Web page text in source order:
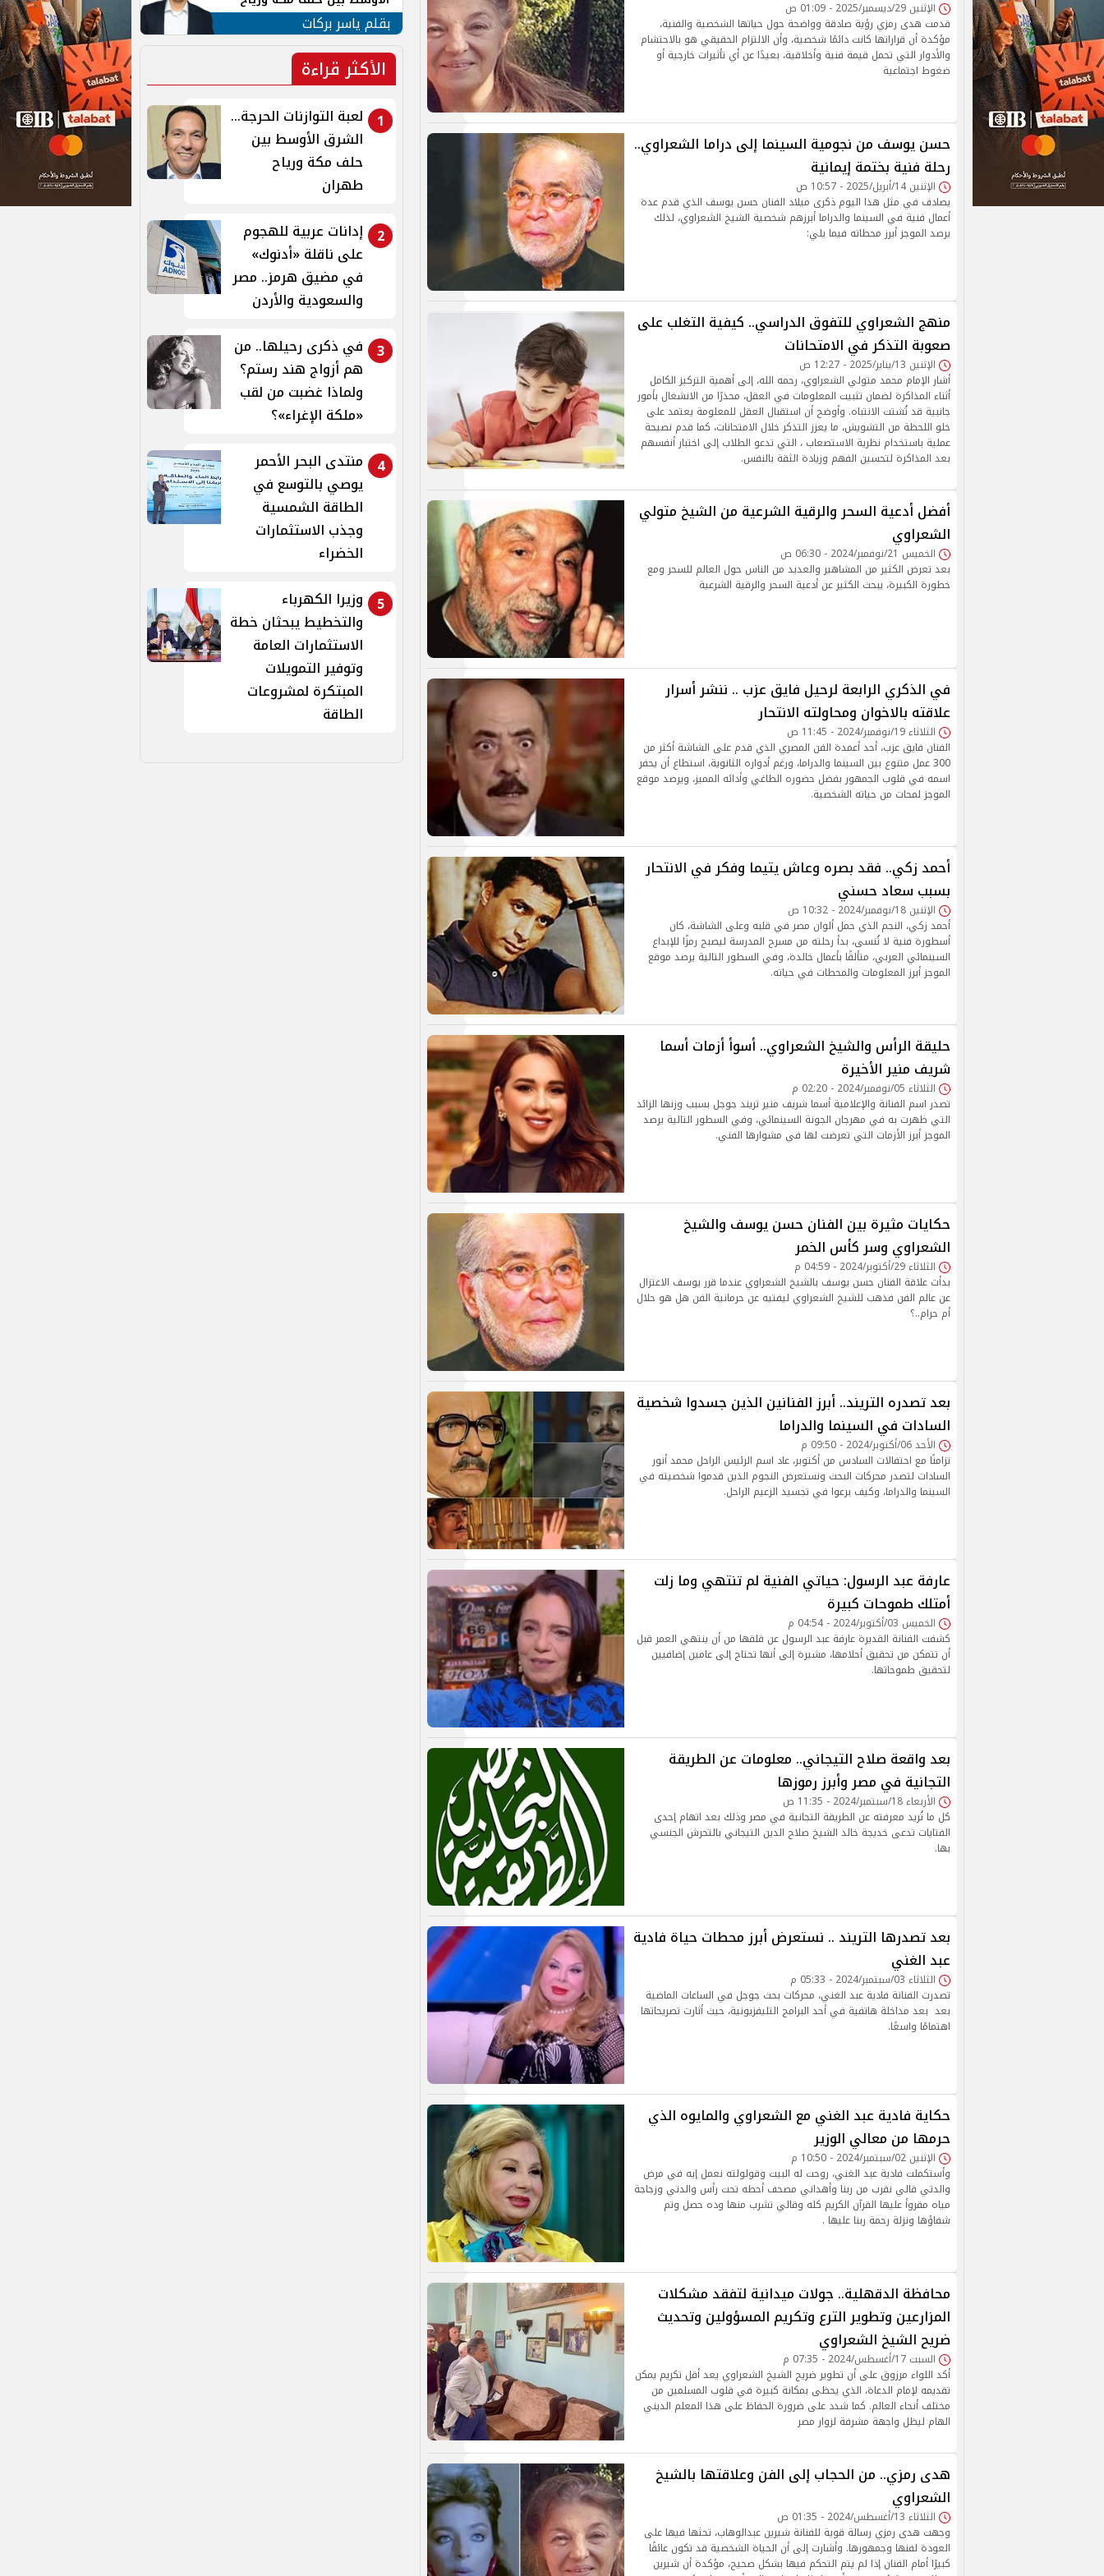
الإثنين 29/ديسمبر/2025 - 01:09 ص
قدمت هدى رمزي رؤية صادقة وواضحة حول حياتها الشخصية والفنية،
مؤكدة أن قراراتها كانت دائمًا شخصية، وأن الالتزام الحقيقي هو بالاحتشام
والأدوار التي تحمل قيمة فنية وأخلاقية، بعيدًا عن أي تأثيرات خارجية أو
ضغوط اجتماعية
حسن يوسف من نجومية السينما إلى دراما الشعراوي..
رحلة فنية بختمة إيمانية
الإثنين 14/أبريل/2025 - 10:57 ص
يصادف في مثل هذا اليوم ذكرى ميلاد الفنان حسن يوسف الذي قدم عدة
أعمال فنية في السينما والدراما أبرزهم شخصية الشيخ الشعراوي، لذلك
يرصد الموجز أبرز محطاته فيما يلي:
منهج الشعراوي للتفوق الدراسي.. كيفية التغلب على
صعوبة التذكر في الامتحانات
الإثنين 13/يناير/2025 - 12:27 ص
أشار الإمام محمد متولي الشعراوي، رحمه الله، إلى أهمية التركيز الكامل
أثناء المذاكرة لضمان تثبيت المعلومات في العقل، محذرًا من الانشغال بأمور
جانبية قد تُشتت الانتباه. وأوضح أن استقبال العقل للمعلومة يعتمد على
خلو اللحظة من التشويش، ما يعزز التذكر خلال الامتحانات، كما قدم نصيحة
عملية باستخدام نظرية الاستصعاب ، التي تدعو الطلاب إلى اختبار أنفسهم
بعد المذاكرة لتحسين الفهم وزيادة الثقة بالنفس.
أفضل أدعية السحر والرقية الشرعية من الشيخ متولي
الشعراوي
الخميس 21/نوفمبر/2024 - 06:30 ص
بعد تعرض الكثير من المشاهير والعديد من الناس حول العالم للسحر ومع
خطورة الكبيرة، يبحث الكثير عن أدعية السحر والرقية الشرعية
في الذكري الرابعة لرحيل فايق عزب .. ننشر أسرار
علاقته بالاخوان ومحاولته الانتحار
الثلاثاء 19/نوفمبر/2024 - 11:45 ص
الفنان فايق عزب، أحد أعمدة الفن المصري الذي قدم على الشاشة أكثر من
300 عمل متنوع بين السينما والدراما، ورغم أدواره الثانوية، استطاع أن يحفر
اسمه في قلوب الجمهور بفضل حضوره الطاغي وأدائه المميز، ويرصد موقع
الموجز لمحات من حياته الشخصية.
أحمد زكي.. فقد بصره وعاش يتيما وفكر في الانتحار
بسبب سعاد حسني
الإثنين 18/نوفمبر/2024 - 10:32 ص
أحمد زكي، النجم الذي حمل ألوان مصر في قلبه وعلى الشاشة، كان
أسطورة فنية لا تُنسى، بدأ رحلته من مسرح المدرسة ليصبح رمزًا للإبداع
السينمائي العربي، متألقًا بأعمال خالدة، وفي السطور التالية يرصد موقع
الموجز أبرز المعلومات والمحطات في حياته.
حليقة الرأس والشيخ الشعراوي.. أسوأ أزمات أسما
شريف منير الأخيرة
الثلاثاء 05/نوفمبر/2024 - 02:20 م
تصدر اسم الفنانة والإعلامية أسما شريف منير تريند جوجل بسبب وزنها الزائد
التي ظهرت به في مهرجان الجونة السينمائي، وفي السطور التالية يرصد
الموجز أبرز الأزمات التي تعرضت لها في مشوارها الفني.
حكايات مثيرة بين الفنان حسن يوسف والشيخ
الشعراوي وسر كأس الخمر
الثلاثاء 29/أكتوبر/2024 - 04:59 م
بدأت علاقة الفنان حسن يوسف بالشيخ الشعراوي عندما قرر يوسف الاعتزال
عن عالم الفن فذهب للشيخ الشعراوي ليفتيه عن حرمانية الفن هل هو حلال
أم حرام..؟
بعد تصدره التريند.. أبرز الفنانين الذين جسدوا شخصية
السادات في السينما والدراما
الأحد 06/أكتوبر/2024 - 09:50 م
تزامنًا مع احتفالات السادس من أكتوبر، عاد اسم الرئيس الراحل محمد أنور
السادات لتصدر محركات البحث ونستعرض النجوم الذين قدموا شخصيته في
السينما والدراما، وكيف برعوا في تجسيد الزعيم الراحل.
عارفة عبد الرسول: حياتي الفنية لم تنتهي وما زلت
أمتلك طموحات كبيرة
الخميس 03/أكتوبر/2024 - 04:54 م
كشفت الفنانة القديرة عارفة عبد الرسول عن قلقها من أن ينتهي العمر قبل
أن تتمكن من تحقيق أحلامها، مشيرة إلى أنها تحتاج إلى عامين إضافيين
لتحقيق طموحاتها.
بعد واقعة صلاح التيجاني.. معلومات عن الطريقة
التجانية في مصر وأبرز رموزها
الأربعاء 18/سبتمبر/2024 - 11:35 ص
كل ما تُريد معرفته عن الطريقة التجانية في مصر وذلك بعد اتهام إحدى
الفتايات تدعى خديجة خالد الشيخ صلاح الدين التيجاني بالتحرش الجنسي
بها.
بعد تصدرها التريند .. نستعرض أبرز محطات حياة فادية
عبد الغني
الثلاثاء 03/سبتمبر/2024 - 05:33 م
تصدرت الفنانة فادية عبد الغني، محركات بحث جوجل في الساعات الماضية
بعد بعد مداخلة هاتفية في أحد البرامج التليفزيونية، حيث أثارت تصريحاتها
اهتمامًا واسعًا.
حكاية فادية عبد الغني مع الشعراوي والمايوه الذي
حرمها من معالي الوزير
الإثنين 02/سبتمبر/2024 - 10:50 م
وأستكملت فادية عبد الغني، روحت له البيت وقولولته نعمل إيه في مرض
والدتي قالي نقرب من ربنا وأهداني مصحف أحطه تحت رأس والدتي وزجاجة
مياه مقروأ عليها القرآن الكريم كله وقالي تشرب منها وده حصل وتم
شفاؤها ونزلة رحمة ربنا عليها .
محافظة الدقهلية.. جولات ميدانية لتفقد مشكلات
المزارعين وتطوير الترع وتكريم المسؤولين وتحديث
ضريح الشيخ الشعراوي
السبت 17/أغسطس/2024 - 07:35 م
أكد اللواء مرزوق على أن تطوير ضريح الشيخ الشعراوي يعد أقل تكريم يمكن
تقديمه لإمام الدعاة، الذي يحظى بمكانة كبيرة في قلوب المسلمين من
مختلف أنحاء العالم. كما شدد على ضرورة الحفاظ على هذا المعلم الديني
الهام ليظل واجهة مشرفة لزوار مصر
هدى رمزي.. من الحجاب إلى الفن وعلاقتها بالشيخ
الشعراوي
الثلاثاء 13/أغسطس/2024 - 01:35 ص
وجهت هدى رمزي رسالة قوية للفنانة شيرين عبدالوهاب، تحثها فيها على
العودة لفنها وجمهورها. وأشارت إلى أن الحياة الشخصية قد تكون عائقًا
كبيرًا أمام الفنان إذا لم يتم التحكم فيها بشكل صحيح، مؤكدة أن شيرين
طهران
بقلم ياسر بركات
الأكثر قراءة
1
لعبة التوازنات الحرجة...
الشرق الأوسط بين
حلف مكة ورياح
طهران
2
إدانات عربية للهجوم
على ناقلة «أدنوك»
في مضيق هرمز.. مصر
والسعودية والأردن
3 في ذكرى رحيلها.. من
هم أزواج هند رستم؟
ولماذا غضبت من لقب
«ملكة الإغراء»؟
4
منتدى البحر الأحمر
يوصي بالتوسع في
الطاقة الشمسية
وجذب الاستثمارات
الخضراء
5
وزيرا الكهرباء
والتخطيط يبحثان خطة
الاستثمارات العامة
وتوفير التمويلات
المبتكرة لمشروعات
الطاقة